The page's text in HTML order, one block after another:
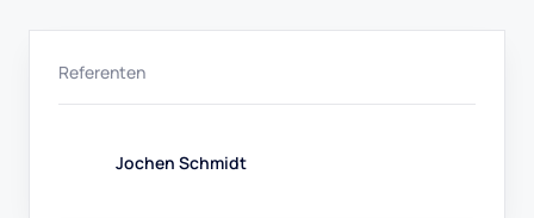
Referenten
Jochen Schmidt